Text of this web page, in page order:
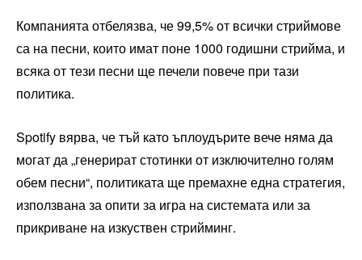
Компанията отбелязва, че 99,5% от всички стриймове
са на песни, които имат поне 1000 годишни стрийма, и
всяка от тези песни ще печели повече при тази
политика.
Spotify вярва, че тъй като ъплоудърите вече няма да
могат да „генерират стотинки от изключително голям
обем песни“, политиката ще премахне една стратегия,
използвана за опити за игра на системата или за
прикриване на изкуствен стрийминг.